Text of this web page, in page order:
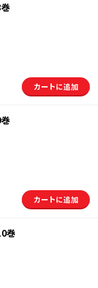
カートに追加
カートに追加
巻